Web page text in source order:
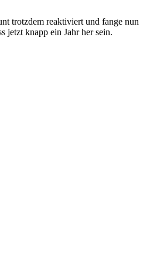
trotzdem reaktiviert und fange nun
jetzt knapp ein Jahr her sein.